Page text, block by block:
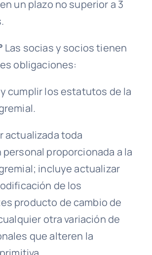
un plazo no superior a 3
.
Las socias y socios tienen
obligaciones:
cumplir los estatutos de la
.
actualizada toda
proporcionada a la
; incluye actualizar
de los
producto de cambio de
otra variación de
que alteren la